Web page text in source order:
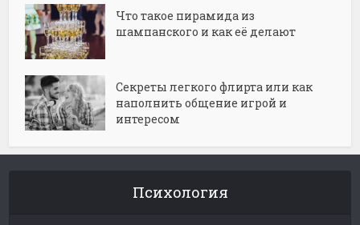
Что такое пирамида из
шампанского и как её делают
Секреты легкого флирта или как
наполнить общение игрой и
интересом
Психология